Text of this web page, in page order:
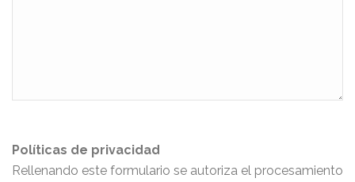
Políticas de privacidad
Rellenando este formulario se autoriza el procesamiento